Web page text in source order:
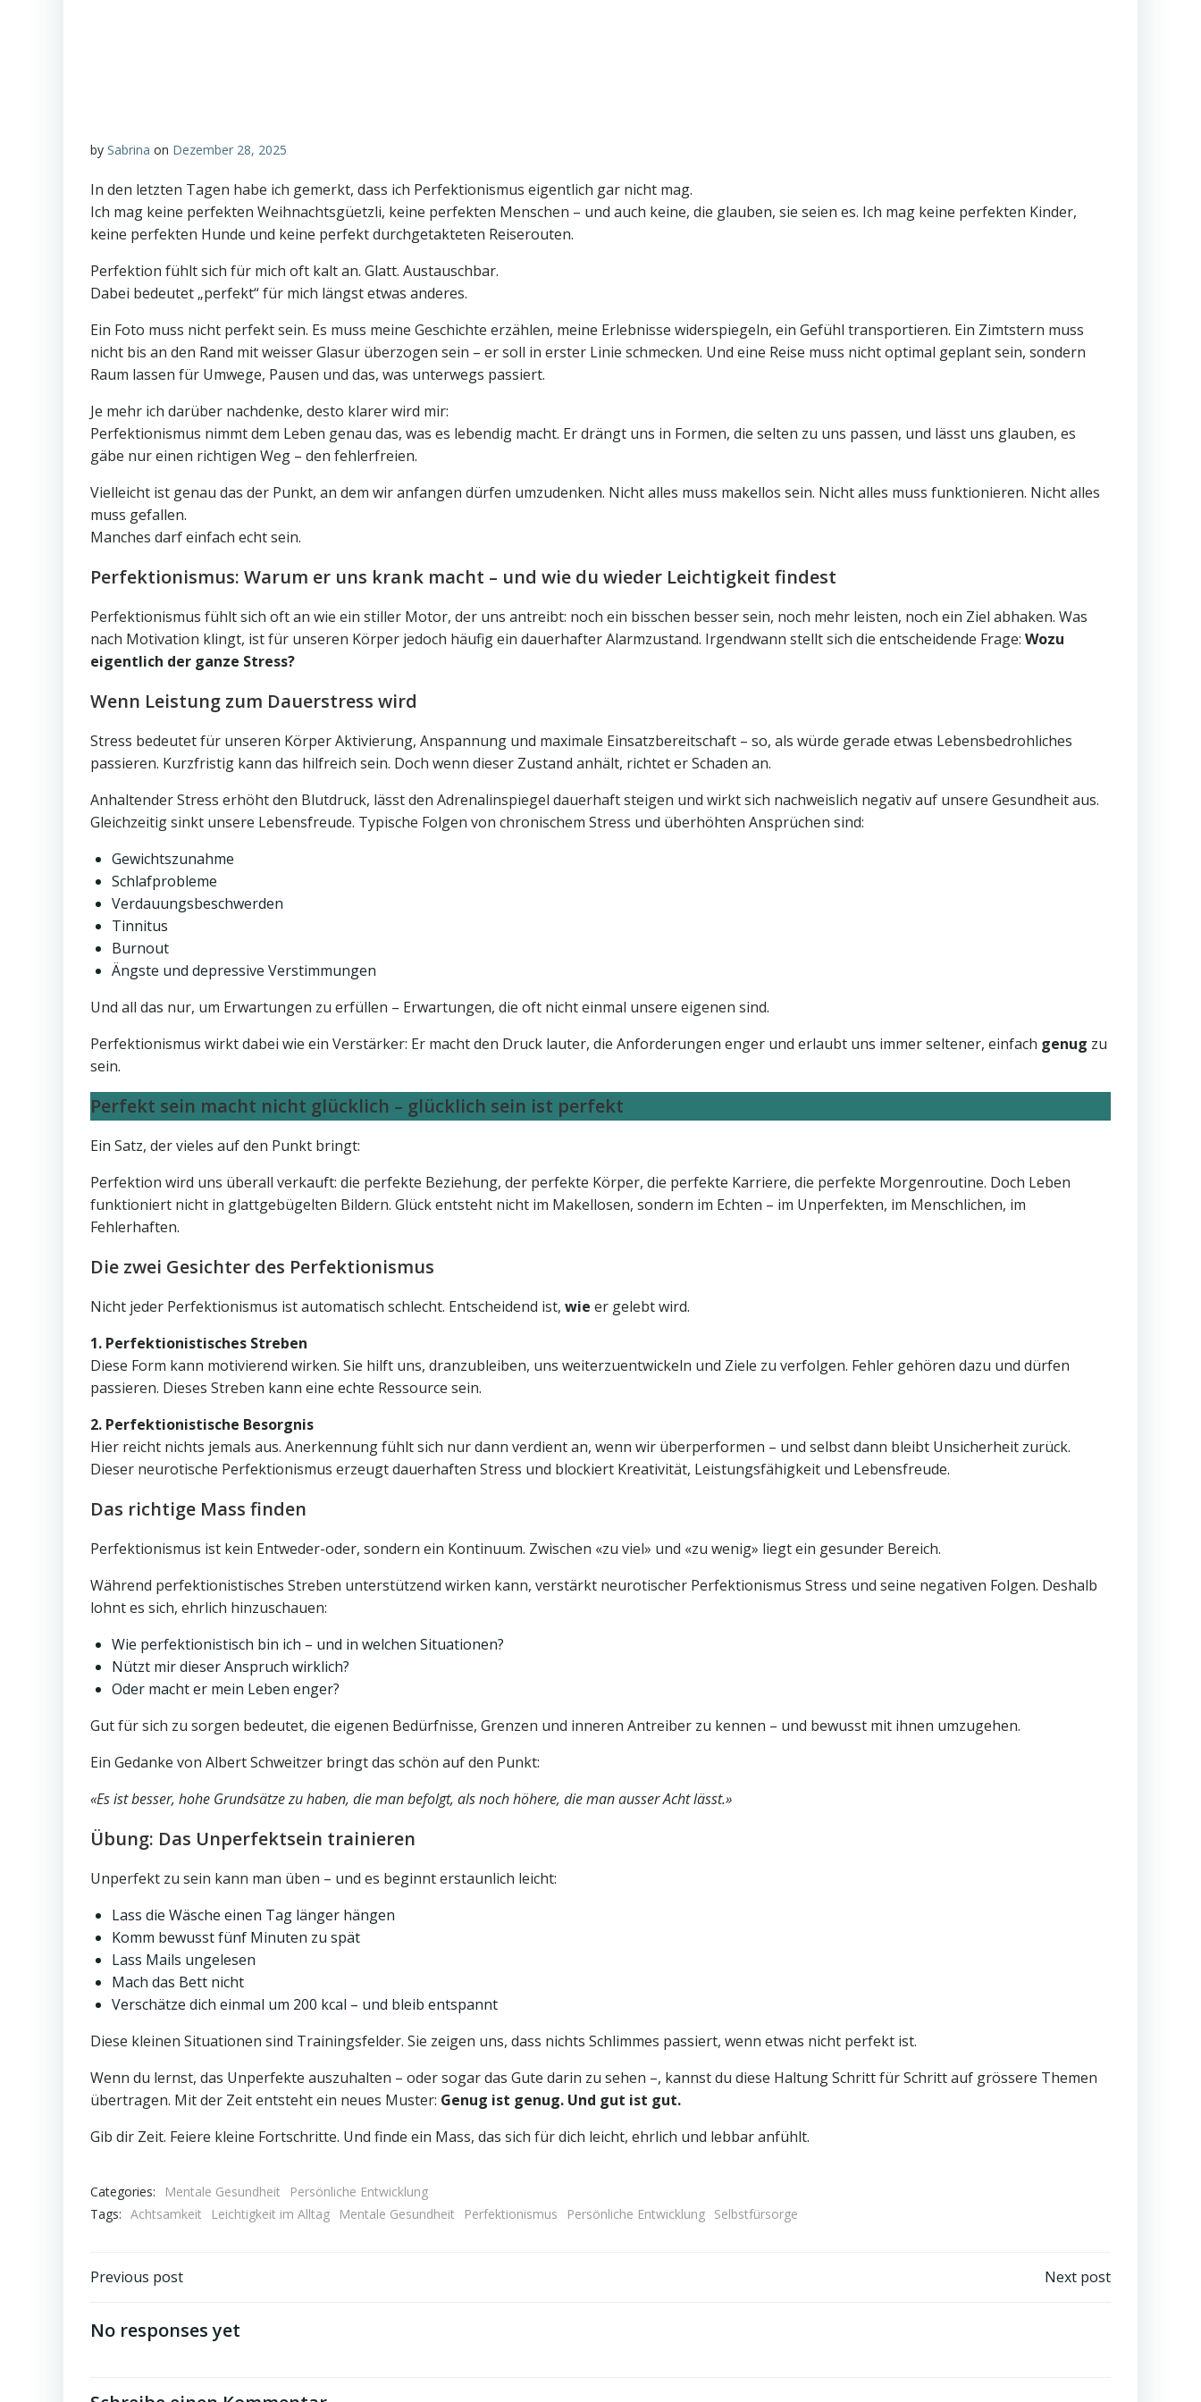
by Sabrina on Dezember 28, 2025
In den letzten Tagen habe ich gemerkt, dass ich Perfektionismus eigentlich gar nicht mag.
Ich mag keine perfekten Weihnachtsgüetzli, keine perfekten Menschen – und auch keine, die glauben, sie seien es. Ich mag keine perfekten Kinder,
keine perfekten Hunde und keine perfekt durchgetakteten Reiserouten.
Perfektion fühlt sich für mich oft kalt an. Glatt. Austauschbar.
Dabei bedeutet „perfekt“ für mich längst etwas anderes.
Ein Foto muss nicht perfekt sein. Es muss meine Geschichte erzählen, meine Erlebnisse widerspiegeln, ein Gefühl transportieren. Ein Zimtstern muss
nicht bis an den Rand mit weisser Glasur überzogen sein – er soll in erster Linie schmecken. Und eine Reise muss nicht optimal geplant sein, sondern
Raum lassen für Umwege, Pausen und das, was unterwegs passiert.
Je mehr ich darüber nachdenke, desto klarer wird mir:
Perfektionismus nimmt dem Leben genau das, was es lebendig macht. Er drängt uns in Formen, die selten zu uns passen, und lässt uns glauben, es
gäbe nur einen richtigen Weg – den fehlerfreien.
Vielleicht ist genau das der Punkt, an dem wir anfangen dürfen umzudenken. Nicht alles muss makellos sein. Nicht alles muss funktionieren. Nicht alles
muss gefallen.
Manches darf einfach echt sein.
Perfektionismus: Warum er uns krank macht – und wie du wieder Leichtigkeit findest
Perfektionismus fühlt sich oft an wie ein stiller Motor, der uns antreibt: noch ein bisschen besser sein, noch mehr leisten, noch ein Ziel abhaken. Was
nach Motivation klingt, ist für unseren Körper jedoch häufig ein dauerhafter Alarmzustand. Irgendwann stellt sich die entscheidende Frage: Wozu
eigentlich der ganze Stress?
Wenn Leistung zum Dauerstress wird
Stress bedeutet für unseren Körper Aktivierung, Anspannung und maximale Einsatzbereitschaft – so, als würde gerade etwas Lebensbedrohliches
passieren. Kurzfristig kann das hilfreich sein. Doch wenn dieser Zustand anhält, richtet er Schaden an.
Anhaltender Stress erhöht den Blutdruck, lässt den Adrenalinspiegel dauerhaft steigen und wirkt sich nachweislich negativ auf unsere Gesundheit aus.
Gleichzeitig sinkt unsere Lebensfreude. Typische Folgen von chronischem Stress und überhöhten Ansprüchen sind:
Gewichtszunahme
Schlafprobleme
Verdauungsbeschwerden
Tinnitus
Burnout
Ängste und depressive Verstimmungen
Und all das nur, um Erwartungen zu erfüllen – Erwartungen, die oft nicht einmal unsere eigenen sind.
Perfektionismus wirkt dabei wie ein Verstärker: Er macht den Druck lauter, die Anforderungen enger und erlaubt uns immer seltener, einfach genug zu
sein.
Perfekt sein macht nicht glücklich – glücklich sein ist perfekt
Ein Satz, der vieles auf den Punkt bringt:
Perfektion wird uns überall verkauft: die perfekte Beziehung, der perfekte Körper, die perfekte Karriere, die perfekte Morgenroutine. Doch Leben
funktioniert nicht in glattgebügelten Bildern. Glück entsteht nicht im Makellosen, sondern im Echten – im Unperfekten, im Menschlichen, im
Fehlerhaften.
Die zwei Gesichter des Perfektionismus
Nicht jeder Perfektionismus ist automatisch schlecht. Entscheidend ist, wie er gelebt wird.
1. Perfektionistisches Streben
Diese Form kann motivierend wirken. Sie hilft uns, dranzubleiben, uns weiterzuentwickeln und Ziele zu verfolgen. Fehler gehören dazu und dürfen
passieren. Dieses Streben kann eine echte Ressource sein.
2. Perfektionistische Besorgnis
Hier reicht nichts jemals aus. Anerkennung fühlt sich nur dann verdient an, wenn wir überperformen – und selbst dann bleibt Unsicherheit zurück.
Dieser neurotische Perfektionismus erzeugt dauerhaften Stress und blockiert Kreativität, Leistungsfähigkeit und Lebensfreude.
Das richtige Mass finden
Perfektionismus ist kein Entweder-oder, sondern ein Kontinuum. Zwischen «zu viel» und «zu wenig» liegt ein gesunder Bereich.
Während perfektionistisches Streben unterstützend wirken kann, verstärkt neurotischer Perfektionismus Stress und seine negativen Folgen. Deshalb
lohnt es sich, ehrlich hinzuschauen:
Wie perfektionistisch bin ich – und in welchen Situationen?
Nützt mir dieser Anspruch wirklich?
Oder macht er mein Leben enger?
Gut für sich zu sorgen bedeutet, die eigenen Bedürfnisse, Grenzen und inneren Antreiber zu kennen – und bewusst mit ihnen umzugehen.
Ein Gedanke von Albert Schweitzer bringt das schön auf den Punkt:
«Es ist besser, hohe Grundsätze zu haben, die man befolgt, als noch höhere, die man ausser Acht lässt.»
Übung: Das Unperfektsein trainieren
Unperfekt zu sein kann man üben – und es beginnt erstaunlich leicht:
Lass die Wäsche einen Tag länger hängen
Komm bewusst fünf Minuten zu spät
Lass Mails ungelesen
Mach das Bett nicht
Verschätze dich einmal um 200 kcal – und bleib entspannt
Diese kleinen Situationen sind Trainingsfelder. Sie zeigen uns, dass nichts Schlimmes passiert, wenn etwas nicht perfekt ist.
Wenn du lernst, das Unperfekte auszuhalten – oder sogar das Gute darin zu sehen –, kannst du diese Haltung Schritt für Schritt auf grössere Themen
übertragen. Mit der Zeit entsteht ein neues Muster: Genug ist genug. Und gut ist gut.
Gib dir Zeit. Feiere kleine Fortschritte. Und finde ein Mass, das sich für dich leicht, ehrlich und lebbar anfühlt.
Categories: Mentale Gesundheit
Persönliche Entwicklung
Tags: Achtsamkeit Leichtigkeit im Alltag Mentale Gesundheit Perfektionismus Persönliche Entwicklung Selbstfürsorge
Post
navigation
Previous post Next post
No responses yet